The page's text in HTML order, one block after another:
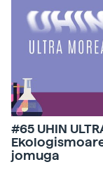
#65 UHIN
jomuga